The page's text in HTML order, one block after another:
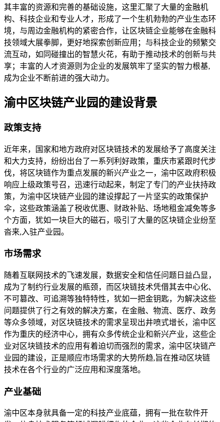
其丰富的资源和完善的基础设施，这里汇聚了大量的金融机
构、科技企业和专业人才，形成了一个生机勃勃的产业生态环
境，与周边金融机构的紧密合作，让区块链企业能够在金融科
技领域大展拳脚，更好地探索创新应用；与科技企业的频繁交
流互动，如同碰撞出的智慧火花，有助于推动技术的创新与共
享；丰富的人才资源则为企业的发展筑牢了坚实的智力根基,
成为企业不断前进的强大动力。
渝中区块链产业园的建设背景
政策支持
近年来，国家和地方政府对区块链技术的发展给予了高度关注
和大力支持，纷纷出台了一系列利好政策，重庆市紧跟时代步
伐，将区块链作为重点发展的新兴产业之一，渝中区政府积极
响应上级政策号召，迅速行动起来，制定了专门的产业扶持政
策，为渝中区块链产业园的建设撑起了一片坚实的政策保护
伞，这些政策涵盖了税收优惠、财政补贴、场地租金减免等多
个方面，犹如一块巨大的磁石，吸引了大量的区块链企业纷至
沓来,入驻产业园。
市场需求
随着互联网技术的飞速发展，数据安全和信任问题日益凸显，
成为了制约行业发展的瓶颈，而区块链技术凭借其去中心化、
不可篡改、可追溯等独特特性，犹如一把金钥匙，为解决这些
问题提供了行之有效的解决方案，在金融、物流、医疗、政务
等众多领域，对区块链技术的需求呈现出井喷式增长，渝中区
作为重庆的经济中心，拥有众多传统企业和新兴产业，这些企
业对区块链技术的应用有着迫切而强烈的需求，渝中区块链产
业园的建设，正是顺应市场需求的大势所趋,旨在推动区块链
技术在各个行业的广泛应用和深度落地。
产业基础
渝中区本身就具备一定的科技产业底蕴，拥有一批在软件开